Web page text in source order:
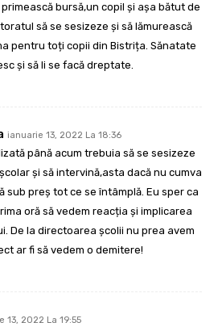
bursă,un copil și așa bătut de
să se sesizeze și să lămurească
pentru toți copii din Bistrița. Sănatate
și să li se facă dreptate.
ianuarie 13, 2022 La 18:36
până acum trebuia să se sesizeze
și să intervină,asta dacă nu cumva
sub preș tot ce se întâmplă. Eu sper ca
oră să vedem reacția și implicarea
De la directoarea școlii nu prea avem
ar fi să vedem o demitere!
13, 2022 La 19:55